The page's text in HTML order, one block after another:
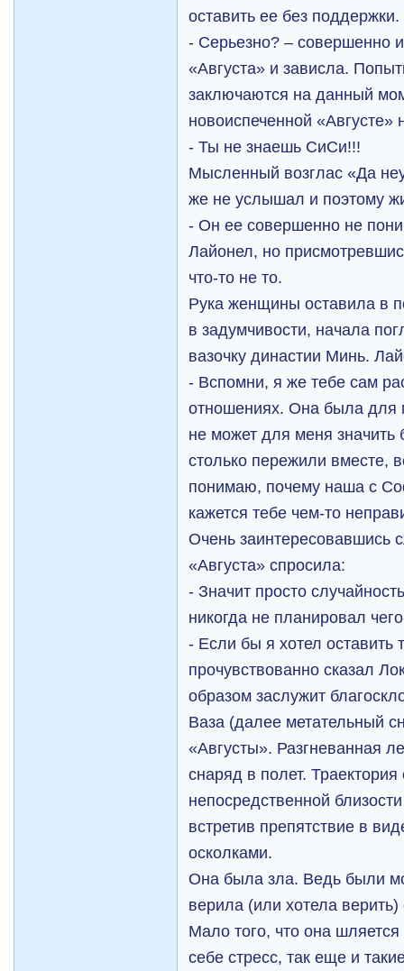
оставить ее без поддержки.
- Серьезно? – совершенно
«Августа» и зависла.
заключаются на данный
новоиспеченной «Августе»
- Ты не знаешь СиСи!!!
Мысленный возглас «Да
же не услышал и поэтому
- Он ее совершенно не
Лайонел, но
что-то не то.
Рука женщины оставила в
в задумчивости, начала
вазочку династии Минь.
- Вспомни, я же тебе сам
отношениях. Она была для
не может для меня
столько пережили вместе,
понимаю, почему наша с
кажется тебе чем-то
Очень заинтересовавшись
«Августа» спросила:
- Значит просто
никогда не планировал
- Если бы я хотел оставить
прочувствованно сказал
образом заслужит
Ваза (далее метательный
«Августы». Разгневанная
снаряд в полет.
непосредственной
встретив препятствие в
осколками.
Она была зла. Ведь были
верила (или хотела
Мало того, что она
себе стресс, так еще и